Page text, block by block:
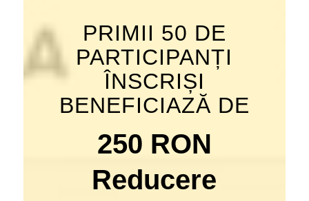
PRIMII 50 DE
PARTICIPANȚI
ÎNSCRIȘI
BENEFICIAZĂ DE
250 RON
Reducere